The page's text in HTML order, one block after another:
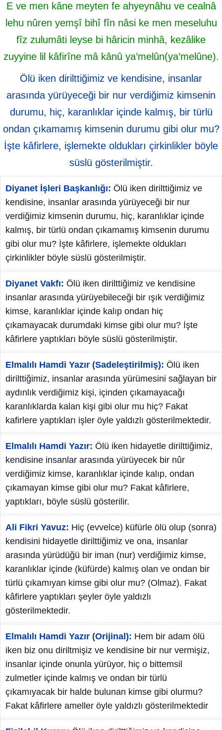
E ve men kâne meyten fe ahyeynâhu ve cealnâ
lehu nûren yemşî bihî fîn nâsi ke men meseluhu
fîz zulumâti leyse bi hâricin minhâ, kezâlike
zuyyine lil kâfirîne mâ kânû ya’melûn(ya’melûne).
Ölü iken dirilttiğimiz ve kendisine, insanlar
arasında yürüyeceği bir nur verdiğimiz kimsenin
durumu, hiç, karanlıklar içinde kalmış, bir türlü
ondan çıkamamış kimsenin durumu gibi olur mu?
İşte kâfirlere, işlemekte oldukları çirkinlikler böyle
süslü gösterilmiştir.
Diyanet İşleri Başkanlığı: Ölü iken dirilttiğimiz ve
kendisine, insanlar arasında yürüyeceği bir nur
verdiğimiz kimsenin durumu, hiç, karanlıklar içinde
kalmış, bir türlü ondan çıkamamış kimsenin durumu
gibi olur mu? İşte kâfirlere, işlemekte oldukları
çirkinlikler böyle süslü gösterilmiştir.
Diyanet Vakfı: Ölü iken dirilttiğimiz ve kendisine
insanlar arasında yürüyebileceği bir ışık verdiğimiz
kimse, karanlıklar içinde kalıp ondan hiç
çıkamayacak durumdaki kimse gibi olur mu? İşte
kâfirlere yaptıkları böyle süslü gösterilmiştir.
Elmalılı Hamdi Yazır (Sadeleştirilmiş): Ölü iken
dirilttiğimiz, insanlar arasında yürümesini sağlayan bir
aydınlık verdiğimiz kişi, içinden çıkamayacağı
karanlıklarda kalan kişi gibi olur mu hiç? Fakat
kafirlere yaptıkları işler öyle yaldızlı gösterilmektedir.
Elmalılı Hamdi Yazır: Ölü iken hidayetle dirilttiğimiz,
kendisine insanlar arasında yürüyecek bir nûr
verdiğimiz kimse, karanlıklar içinde kalıp, ondan
çıkamayan kimse gibi olur mu? Fakat kâfirlere,
yaptıkları, böyle süslü gösterilir.
Ali Fikri Yavuz: Hiç (evvelce) küfürle ölü olup (sonra)
kendisini hidayetle dirilttiğimiz ve ona, insanlar
arasında yürüdüğü bir iman (nur) verdiğimiz kimse,
karanlıklar içinde (küfürde) kalmış olan ve ondan bir
türlü çıkamıyan kimse gibi olur mu? (Olmaz). Fakat
kâfirlere yaptıkları şeyler öyle yaldızlı
gösterilmektedir.
Elmalılı Hamdi Yazır (Orijinal): Hem bir adam ölü
iken biz onu diriltmişiz ve kendisine bir nur vermişiz,
insanlar içinde onunla yürüyor, hiç o bittemsil
zulmetler içinde kalmış ve ondan bir türlü
çıkamıyacak bir halde bulunan kimse gibi olurmu?
Fakat kâfirlere ameller öyle yaldızlı gösterilmektedir